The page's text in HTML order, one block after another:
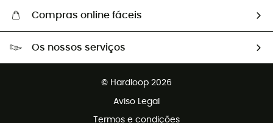
Compras online fáceis
Devoluções gratuitas em 100 dias
Os nossos serviços
© Hardloop 2026
Aviso Legal
Termos e condições